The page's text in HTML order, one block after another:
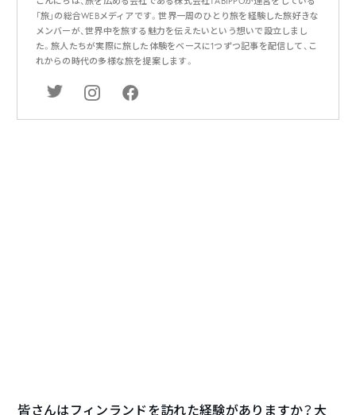
「旅」の総合WEBメディアです。世界一周のひとり旅を経験した旅好きな
メンバーが、世界中を旅する魅力を伝えたいという想いで設立しまし
た。旅人たちが実際に旅した体験をベースに1つずつ記事を配信して、こ
れからの時代の多様な旅を提案します。
皆さんはフィンランドを訪れた経験がありますか？大